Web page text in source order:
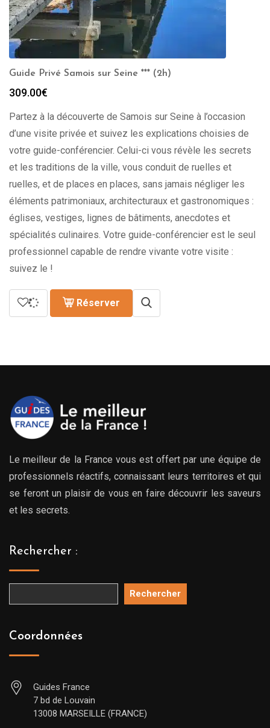
Guide Privé Samois sur Seine *** (2h)
309.00€
Partez à la découverte de Samois sur Seine à l’occasion
d’une visite privée et suivez les explications choisies de
votre guide-conférencier. Celui-ci vous révèle les secrets
et les traditions de la ville, vous conduit de ruelles et
ruelles, et de places en places, sans jamais négliger les
éléments patrimoniaux, architecturaux et gastronomiques :
églises, vestiges, lignes de bâtiments, anecdotes et
spécialités culinaires. Votre guide-conférencier est le seul
professionnel capable de rendre vivante votre visite :
suivez le !
Réserver
Le meilleur de la France vous est offert par une équipe de
professionnels réactifs, connaissant leurs territoires et qui
se feront un plaisir de vous en faire découvrir les saveurs
et les secrets.
Rechercher :
Rechercher
Coordonnées
Guides France
7 bd de Louvain
13008 MARSEILLE (FRANCE)